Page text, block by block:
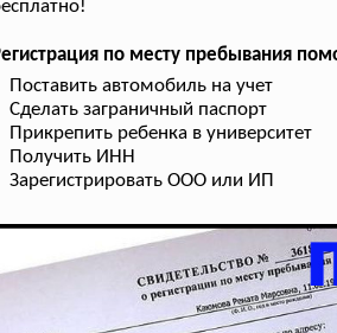
по месту пребывания
Поставить автомобиль на учет
Сделать заграничный паспорт
Прикрепить ребенка в университет
Получить ИНН
Зарегистрировать ООО или ИП